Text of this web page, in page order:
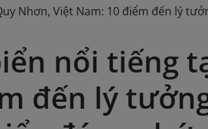
Nhơn, Việt Nam: 10 điểm đến lý
nổi tiếng
đến lý